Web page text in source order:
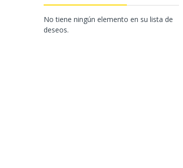
No tiene ningún elemento en su lista de
deseos.